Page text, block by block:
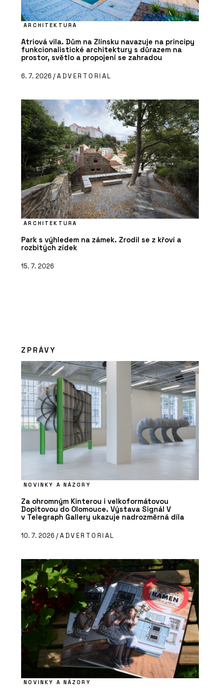
ARCHITEKTURA
Atriová vila. Dům na Zlínsku navazuje na principy
funkcionalistické architektury s důrazem na
prostor, světlo a propojení se zahradou
6. 7. 2026 /ADVERTORIAL
ARCHITEKTURA
Park s výhledem na zámek. Zrodil se z křoví a
rozbitých zídek
15. 7. 2026
ZPRÁVY
NOVINKY A NÁZORY
Za ohromným Kinterou i velkoformátovou
Dopitovou do Olomouce. Výstava Signál V
v Telegraph Gallery ukazuje nadrozměrná díla
10. 7. 2026 /ADVERTORIAL
NOVINKY A NÁZORY